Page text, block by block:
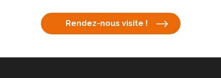
Rendez-nous visite !